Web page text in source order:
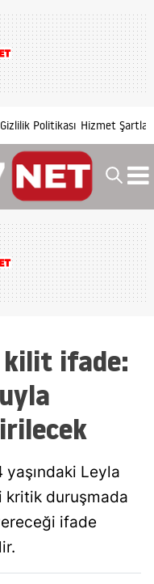
Gizlilik Politikası Hizmet Şartları
kilit ifade:
Leyla
kritik duruşmada
ifade